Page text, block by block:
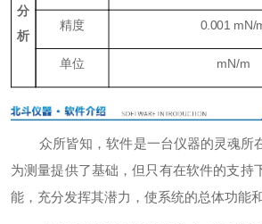
分
析
精度 0.001 mN/
单位 mN/m
众所皆知，软件是一台仪器的灵魂所
为测量提供了基础，但只有在软件的支持
能，充分发挥其潜力，使系统的总体功能